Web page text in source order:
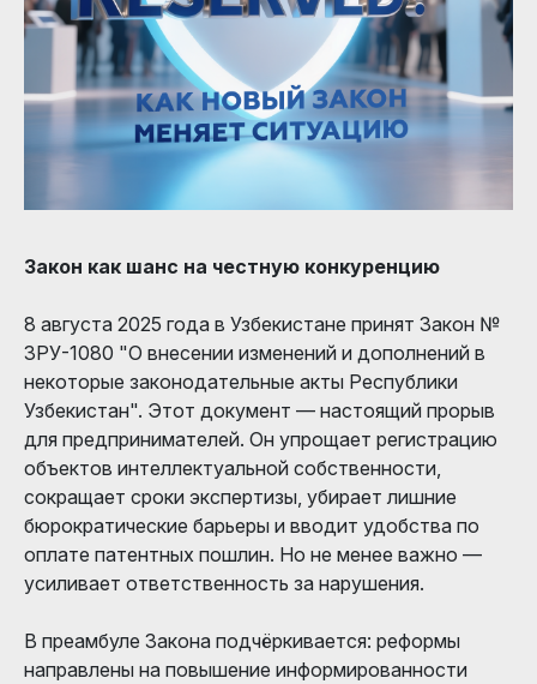
Закон как шанс на честную конкуренцию
8 августа 2025 года в Узбекистане принят Закон №
ЗРУ-1080 "О внесении изменений и дополнений в
некоторые законодательные акты Республики
Узбекистан". Этот документ — настоящий прорыв
для предпринимателей. Он упрощает регистрацию
объектов интеллектуальной собственности,
сокращает сроки экспертизы, убирает лишние
бюрократические барьеры и вводит удобства по
оплате патентных пошлин. Но не менее важно —
усиливает ответственность за нарушения.
В преамбуле Закона подчёркивается: реформы
направлены на повышение информированности